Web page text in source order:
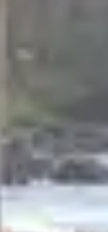
leur apparition dans
modestes formées
caractéristiques.
Souvent exiguës,